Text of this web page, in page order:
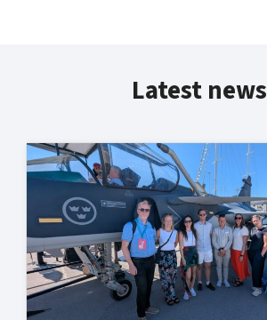
Latest news